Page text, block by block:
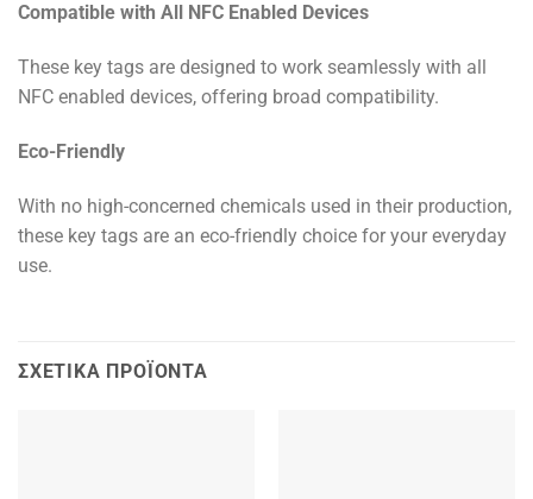
Compatible with All NFC Enabled Devices
These key tags are designed to work seamlessly with all
NFC enabled devices, offering broad compatibility.
Eco-Friendly
With no high-concerned chemicals used in their production,
these key tags are an eco-friendly choice for your everyday
use.
ΣΧΕΤΙΚΆ ΠΡΟΪΌΝΤΑ